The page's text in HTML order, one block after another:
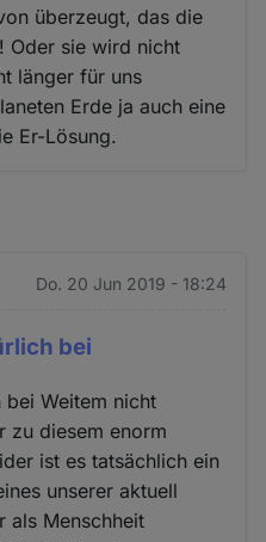
überzeugt, das die
Oder sie wird nicht
länger für uns
Erde ja auch eine
Er-Lösung.
Do. 20 Jun 2019 - 18:24
bei
bei Weitem nicht
zu diesem enorm
ist es tatsächlich ein
unserer aktuell
als Menschheit